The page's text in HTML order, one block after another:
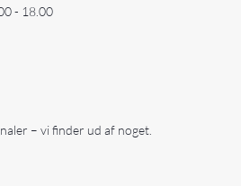
- 18.00
– vi finder ud af noget.